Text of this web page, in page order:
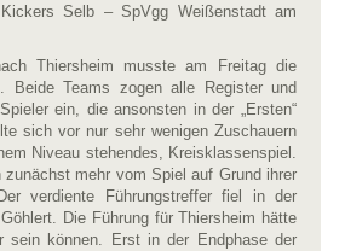
Selb – SpVgg Weißenstadt am
Thiersheim musste am Freitag die
Beide Teams zogen alle Register und
ein, die ansonsten in der „Ersten“
sich vor nur sehr wenigen Zuschauern
Niveau stehendes, Kreisklassenspiel.
zunächst mehr vom Spiel auf Grund ihrer
verdiente Führungstreffer fiel in der
Die Führung für Thiersheim hätte
sein können. Erst in der Endphase der